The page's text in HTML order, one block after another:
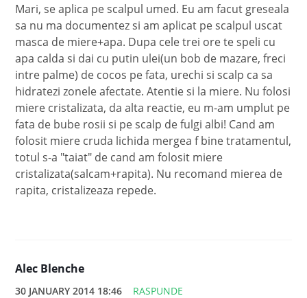
Mari, se aplica pe scalpul umed. Eu am facut greseala
sa nu ma documentez si am aplicat pe scalpul uscat
masca de miere+apa. Dupa cele trei ore te speli cu
apa calda si dai cu putin ulei(un bob de mazare, freci
intre palme) de cocos pe fata, urechi si scalp ca sa
hidratezi zonele afectate. Atentie si la miere. Nu folosi
miere cristalizata, da alta reactie, eu m-am umplut pe
fata de bube rosii si pe scalp de fulgi albi! Cand am
folosit miere cruda lichida mergea f bine tratamentul,
totul s-a "taiat" de cand am folosit miere
cristalizata(salcam+rapita). Nu recomand mierea de
rapita, cristalizeaza repede.
Alec Blenche
30 JANUARY 2014 18:46 RASPUNDE